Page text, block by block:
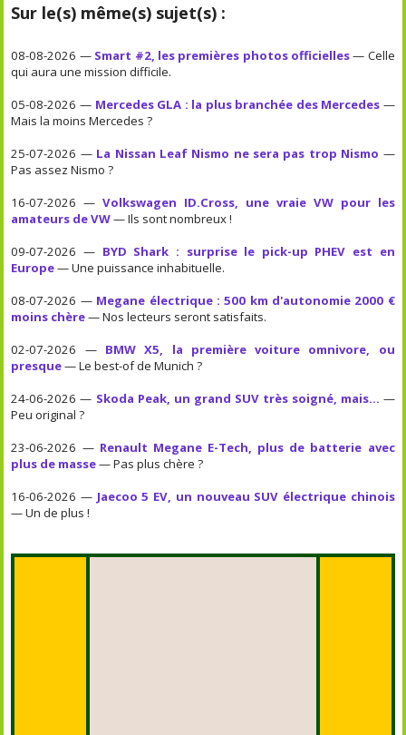
Sur le(s) même(s) sujet(s) :
08-08-2026 — Smart #2, les premières photos officielles— Celle
qui aura une mission difficile.
05-08-2026 — Mercedes GLA : la plus branchée des Mercedes —
Mais la moins Mercedes ?
25-07-2026 — La Nissan Leaf Nismo ne sera pas trop Nismo —
Pas assez Nismo ?
16-07-2026 —Volkswagen ID.Cross, une vraie VW pour les
amateurs de VW— Ils sont nombreux !
09-07-2026 — BYD Shark : surprise le pick-up PHEV est en
Europe— Une puissance inhabituelle.
08-07-2026 — Megane électrique : 500 km d'autonomie 2000 €
moins chère— Nos lecteurs seront satisfaits.
02-07-2026 — BMW X5, la première voiture omnivore, ou
presque— Le best-of de Munich ?
24-06-2026 — Skoda Peak, un grand SUV très soigné, mais... —
Peu original ?
23-06-2026 — Renault Megane E-Tech, plus de batterie avec
plus de masse— Pas plus chère ?
16-06-2026 — Jaecoo 5 EV, un nouveau SUV électrique chinois
— Un de plus !